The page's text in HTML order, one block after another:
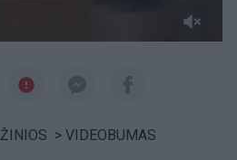
ŽINIOS > VIDEOBUMAS